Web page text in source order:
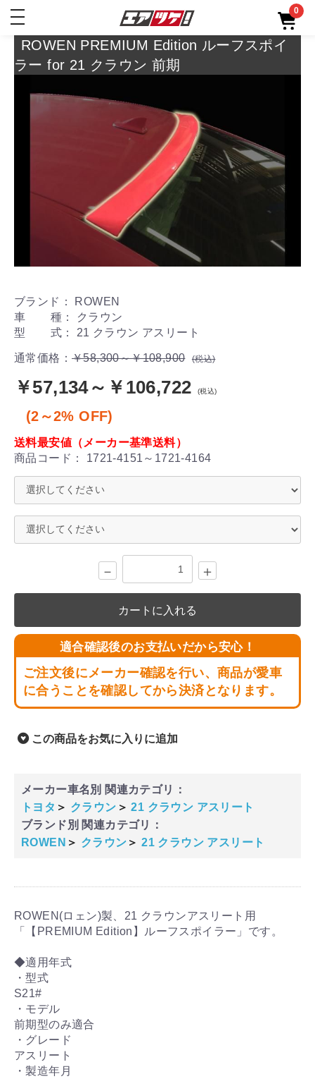
toggle
0
ROWEN PREMIUM Edition ルーフスポイ
ラー for 21 クラウン 前期
ブランド： ROWEN
車 種： クラウン
型 式： 21 クラウン アスリート
通常価格： ￥58,300～￥108,900 (税込)
￥57,134～￥106,722 (税込)
(2～2% OFF)
送料最安値（メーカー基準送料）
商品コード： 1721-4151～1721-4164
－ ＋
カートに入れる
適合確認後のお支払いだから安心！
ご注文後にメーカー確認を行い、商品が愛車
に合うことを確認してから決済となります。
この商品をお気に入りに追加
メーカー車名別 関連カテゴリ：
トヨタ ＞ クラウン ＞ 21 クラウン アスリート
ブランド別 関連カテゴリ：
ROWEN ＞ クラウン ＞ 21 クラウン アスリート
ROWEN(ロェン)製、21 クラウンアスリート用
「【PREMIUM Edition】ルーフスポイラー」です。
◆適用年式
・型式
S21#
・モデル
前期型のみ適合
・グレード
アスリート
・製造年月